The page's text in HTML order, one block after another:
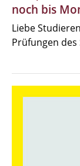
noch bis
Liebe
Prüfungen